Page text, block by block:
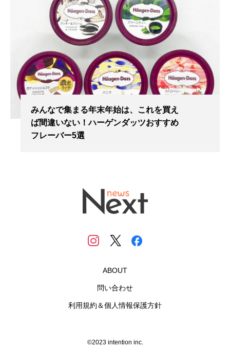
みんなで集まる年末年始は、これを買え
ば間違いない！ハーゲンダッツおすすめ
フレーバー5選
ABOUT
問い合わせ
利用規約＆個人情報保護方針
©2023 intention inc.